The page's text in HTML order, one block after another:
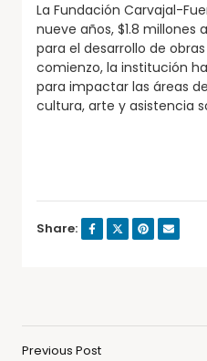
La Fundación Carvajal-
nueve años, $1.8 millones
para el desarrollo de
comienzo, la institución
para impactar las áreas
cultura, arte y asistencia
Share:
Previous Post